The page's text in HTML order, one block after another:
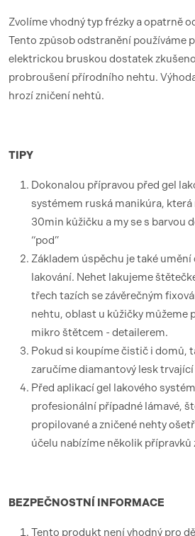
Zvolíme vhodný typ frézky a opatrně
Tento způsob odstranění používáme
elektrickou bruskou dostatek
probroušení přírodního nehtu.
hrozí zničení nehtů.
TIPY
Dokonalou přípravou před gel
systémem ruská manikúra, která
30min kůžičku a my se s barvou
“pod”
Základem úspěchu je také
lakování. Nehet lakujeme
třech tazích se závěrečným
nehtu, oblast u kůžičky můžeme
mikro štětcem - detailerem.
Pokud si koupíme čistič i domů,
zaručíme diamantový lesk trvající
Před aplikací gel lakového
profesionální případné lámavé,
propilované a zničené nehty
účelu nabízíme několik přípravků
BEZPEČNOSTNÍ INFORMACE
Tento produkt není vhodný pro